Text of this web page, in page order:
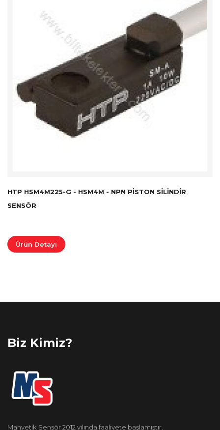
HTP HSM4M225-G - HSM4M - NPN PISTON SILINDIR
SENSÖR
Ürün Detayı
Biz Kimiz?
Manyetik Sensör 2012 yılında faaliyete başlamıştır.